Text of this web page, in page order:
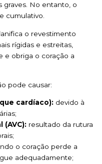
graves. No entanto, o
cumulativo.
o revestimento
rígidas e estreitas,
e obriga o coração a
pode causar:
cardíaco): devido à
resultado da rutura
o coração perde a
adequadamente;